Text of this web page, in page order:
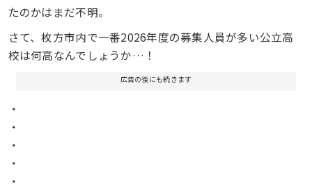
たのかはまだ不明。
さて、枚方市内で一番2026年度の募集人員が多い公立高
校は何高なんでしょうか…！
広告の後にも続きます
・
・
・
・
・